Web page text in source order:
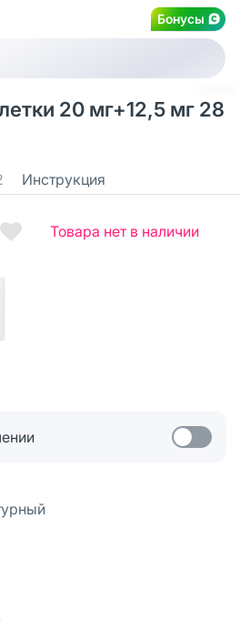
Бонусы
20 мг+12,5 мг 28
Инструкция
Товара нет в наличии